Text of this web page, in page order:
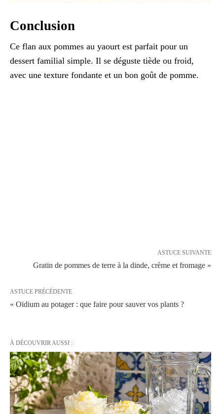
Conclusion
Ce flan aux pommes au yaourt est parfait pour un
dessert familial simple. Il se déguste tiède ou froid,
avec une texture fondante et un bon goût de pomme.
ASTUCE SUIVANTE
Gratin de pommes de terre à la dinde, crème et fromage »
ASTUCE PRÉCÉDENTE
« Oïdium au potager : que faire pour sauver vos plants ?
À DÉCOUVRIR AUSSI :